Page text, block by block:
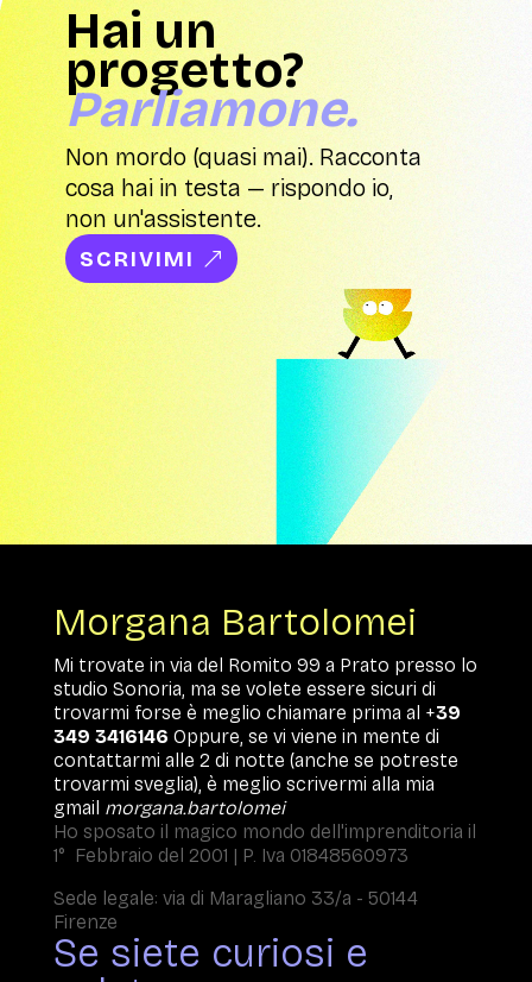
Hai un
progetto?
Parliamone.
Non mordo (quasi mai). Racconta
cosa hai in testa — rispondo io,
non un'assistente.
SCRIVIMI
Morgana Bartolomei
Mi trovate in via del Romito 99 a Prato presso lo
studio Sonoria, ma se volete essere sicuri di
trovarmi forse è meglio chiamare prima al +39
349 3416146 Oppure, se vi viene in mente di
contattarmi alle 2 di notte (anche se potreste
trovarmi sveglia), è meglio scrivermi alla mia
gmail morgana.bartolomei
Ho sposato il magico mondo dell'imprenditoria il
1° Febbraio del 2001 | P. Iva 01848560973
Sede legale: via di Maragliano 33/a - 50144
Firenze
Se siete curiosi e